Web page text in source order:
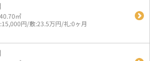
㎡
円/敷:23.5万円/礼:0ヶ月